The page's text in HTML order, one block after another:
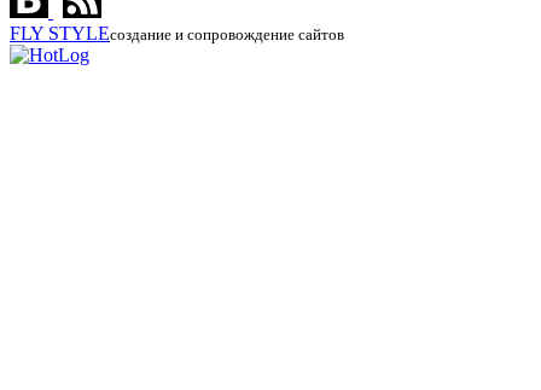
FLY STYLEсоздание и сопровождение сайтов